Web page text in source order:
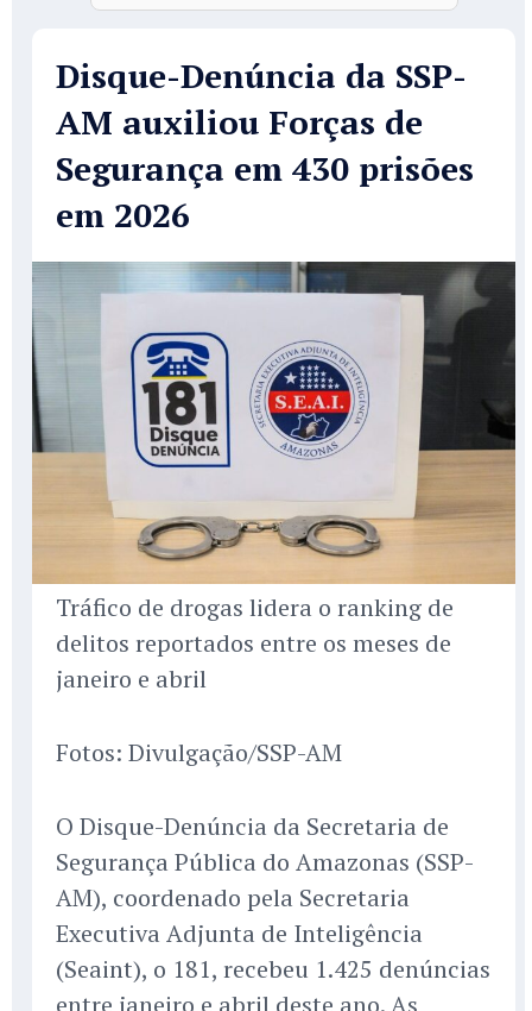
Disque-Denúncia da SSP-
AM auxiliou Forças de
Segurança em 430 prisões
em 2026
Tráfico de drogas lidera o ranking de
delitos reportados entre os meses de
janeiro e abril
Fotos: Divulgação/SSP-AM
O Disque-Denúncia da Secretaria de
Segurança Pública do Amazonas (SSP-
AM), coordenado pela Secretaria
Executiva Adjunta de Inteligência
(Seaint), o 181, recebeu 1.425 denúncias
entre janeiro e abril deste ano. As